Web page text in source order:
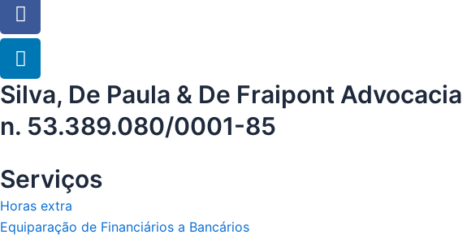
Silva, De Paula & De Fraipont
n. 53.389.080/0001-85
Serviços
Horas extra
Equiparação de Financiários a Bancários